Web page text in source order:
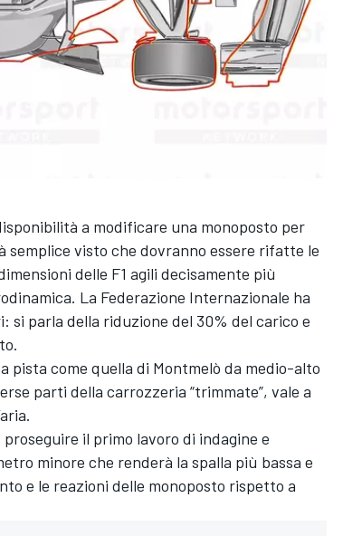
a modificare una monoposto per
semplice visto che dovranno essere rifatte le
delle F1 agili decisamente più
La Federazione Internazionale ha
si parla della riduzione del 30% del carico e
pista come quella di Montmelò da medio-alto
parti della carrozzeria “trimmate”, vale a
il primo lavoro di indagine e
minore che renderà la spalla più bassa e
e le reazioni delle monoposto rispetto a